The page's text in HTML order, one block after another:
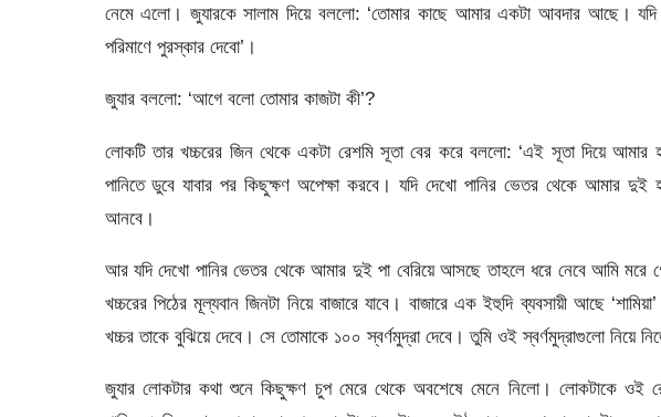
নেমে এলো। জুযারকে সালাম দিয়ে বললো: ‘তোমার কাছে আমার একটা আবদার আছে।
পরিমাণে পুরস্কার দেবো’।
জুযার বললো: ‘আগে বলো তোমার কাজটা কী’?
লোকটি তার খচ্চরের জিন থেকে একটা রেশমি সূতা বের করে বললো: ‘এই সূতা দিয়ে আমার
পানিতে ডুবে যাবার পর কিছুক্ষণ অপেক্ষা করবে। যদি দেখো পানির ভেতর থেকে আমার
আনবে।
আর যদি দেখো পানির ভেতর থেকে আমার দুই পা বেরিয়ে আসছে তাহলে ধরে নেবে আমি
খচ্চরের পিঠের মূল্যবান জিনটা নিয়ে বাজারে যাবে। বাজারে এক ইহুদি ব্যবসায়ী আছে
খচ্চর তাকে বুঝিয়ে দেবে। সে তোমাকে ১০০ স্বর্ণমুদ্রা দেবে। তুমি ওই স্বর্ণমুদ্রাগুলো নিয়ে
জুযার লোকটার কথা শুনে কিছুক্ষণ চুপ মেরে থেকে অবশেষে মেনে নিলো। লোকটাকে ওই